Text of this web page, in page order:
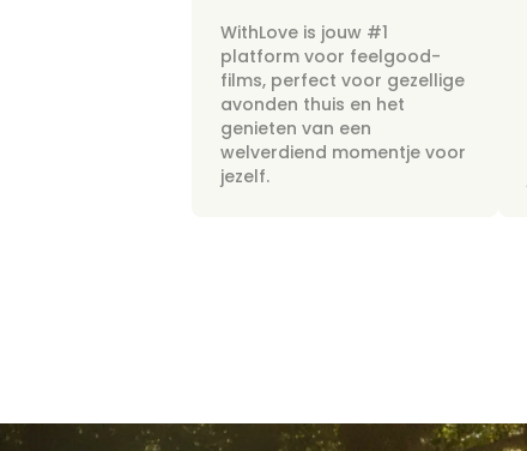
WithLove is jouw #1
platform voor feelgood-
films, perfect voor gezellige
avonden thuis en het
genieten van een
welverdiend momentje voor
jezelf.